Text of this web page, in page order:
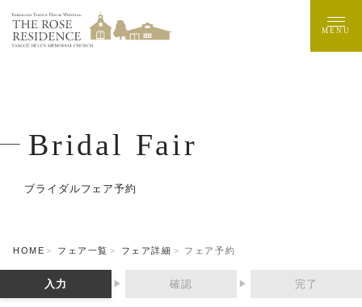
Bridal Fair
ブライダルフェア予約
MENU
HOME フェア一覧 フェア詳細 フェア予約
入力 ▶ 確認 ▶ 完了